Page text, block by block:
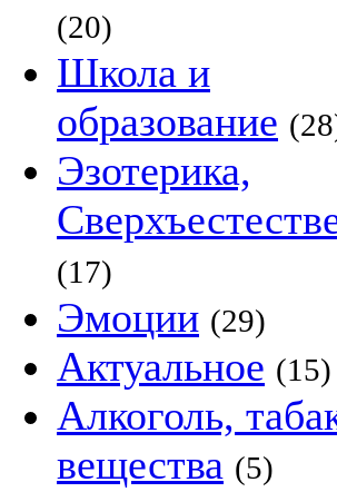
(20)
Школа и
образование
Эзотерика,
(17)
Эмоции (29)
Актуальное (15)
Алкоголь,
вещества (5)